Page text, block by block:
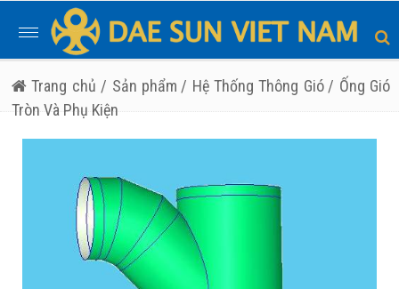
Toggle
navigation
Trang chủ / Sản phẩm / Hệ Thống Thông Gió / Ống Gió
Tròn Và Phụ Kiện